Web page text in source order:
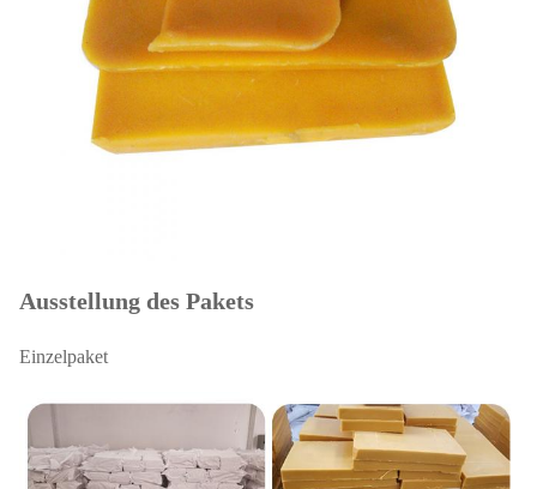
Ausstellung des Pakets
Einzelpaket